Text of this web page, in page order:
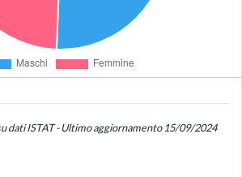
dati ISTAT - Ultimo aggiornamento 15/09/2024